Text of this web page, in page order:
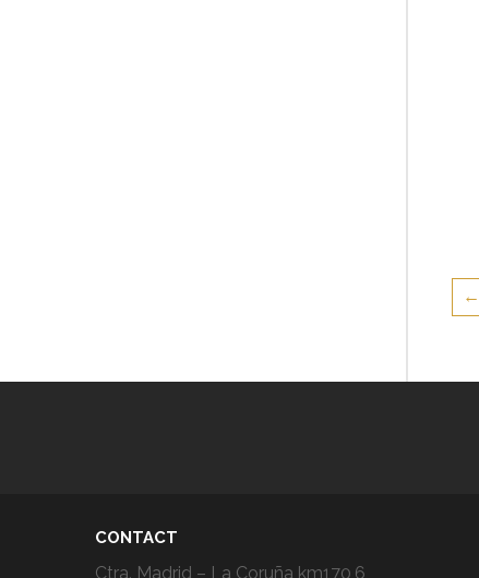
←
CONTACT
Ctra. Madrid – La Coruña km170,6